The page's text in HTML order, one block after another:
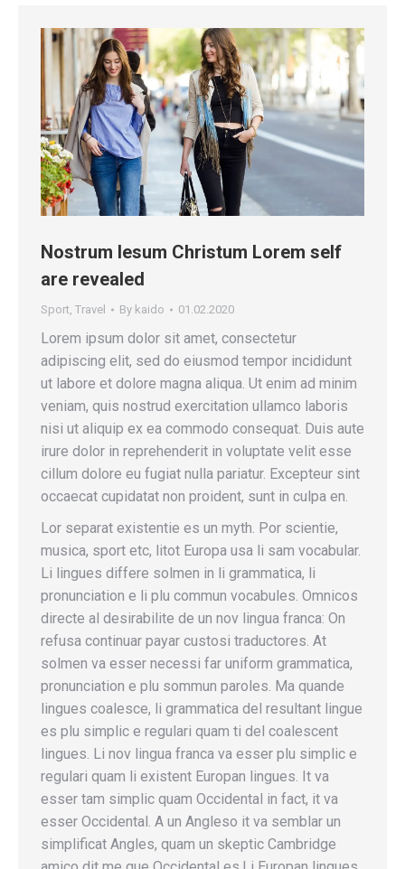
Nostrum Iesum Christum Lorem self
are revealed
Sport, Travel By kaido 01.02.2020
Lorem ipsum dolor sit amet, consectetur
adipiscing elit, sed do eiusmod tempor incididunt
ut labore et dolore magna aliqua. Ut enim ad minim
veniam, quis nostrud exercitation ullamco laboris
nisi ut aliquip ex ea commodo consequat. Duis aute
irure dolor in reprehenderit in voluptate velit esse
cillum dolore eu fugiat nulla pariatur. Excepteur sint
occaecat cupidatat non proident, sunt in culpa en.
Lor separat existentie es un myth. Por scientie,
musica, sport etc, litot Europa usa li sam vocabular.
Li lingues differe solmen in li grammatica, li
pronunciation e li plu commun vocabules. Omnicos
directe al desirabilite de un nov lingua franca: On
refusa continuar payar custosi traductores. At
solmen va esser necessi far uniform grammatica,
pronunciation e plu sommun paroles. Ma quande
lingues coalesce, li grammatica del resultant lingue
es plu simplic e regulari quam ti del coalescent
lingues. Li nov lingua franca va esser plu simplic e
regulari quam li existent Europan lingues. It va
esser tam simplic quam Occidental in fact, it va
esser Occidental. A un Angleso it va semblar un
simplificat Angles, quam un skeptic Cambridge